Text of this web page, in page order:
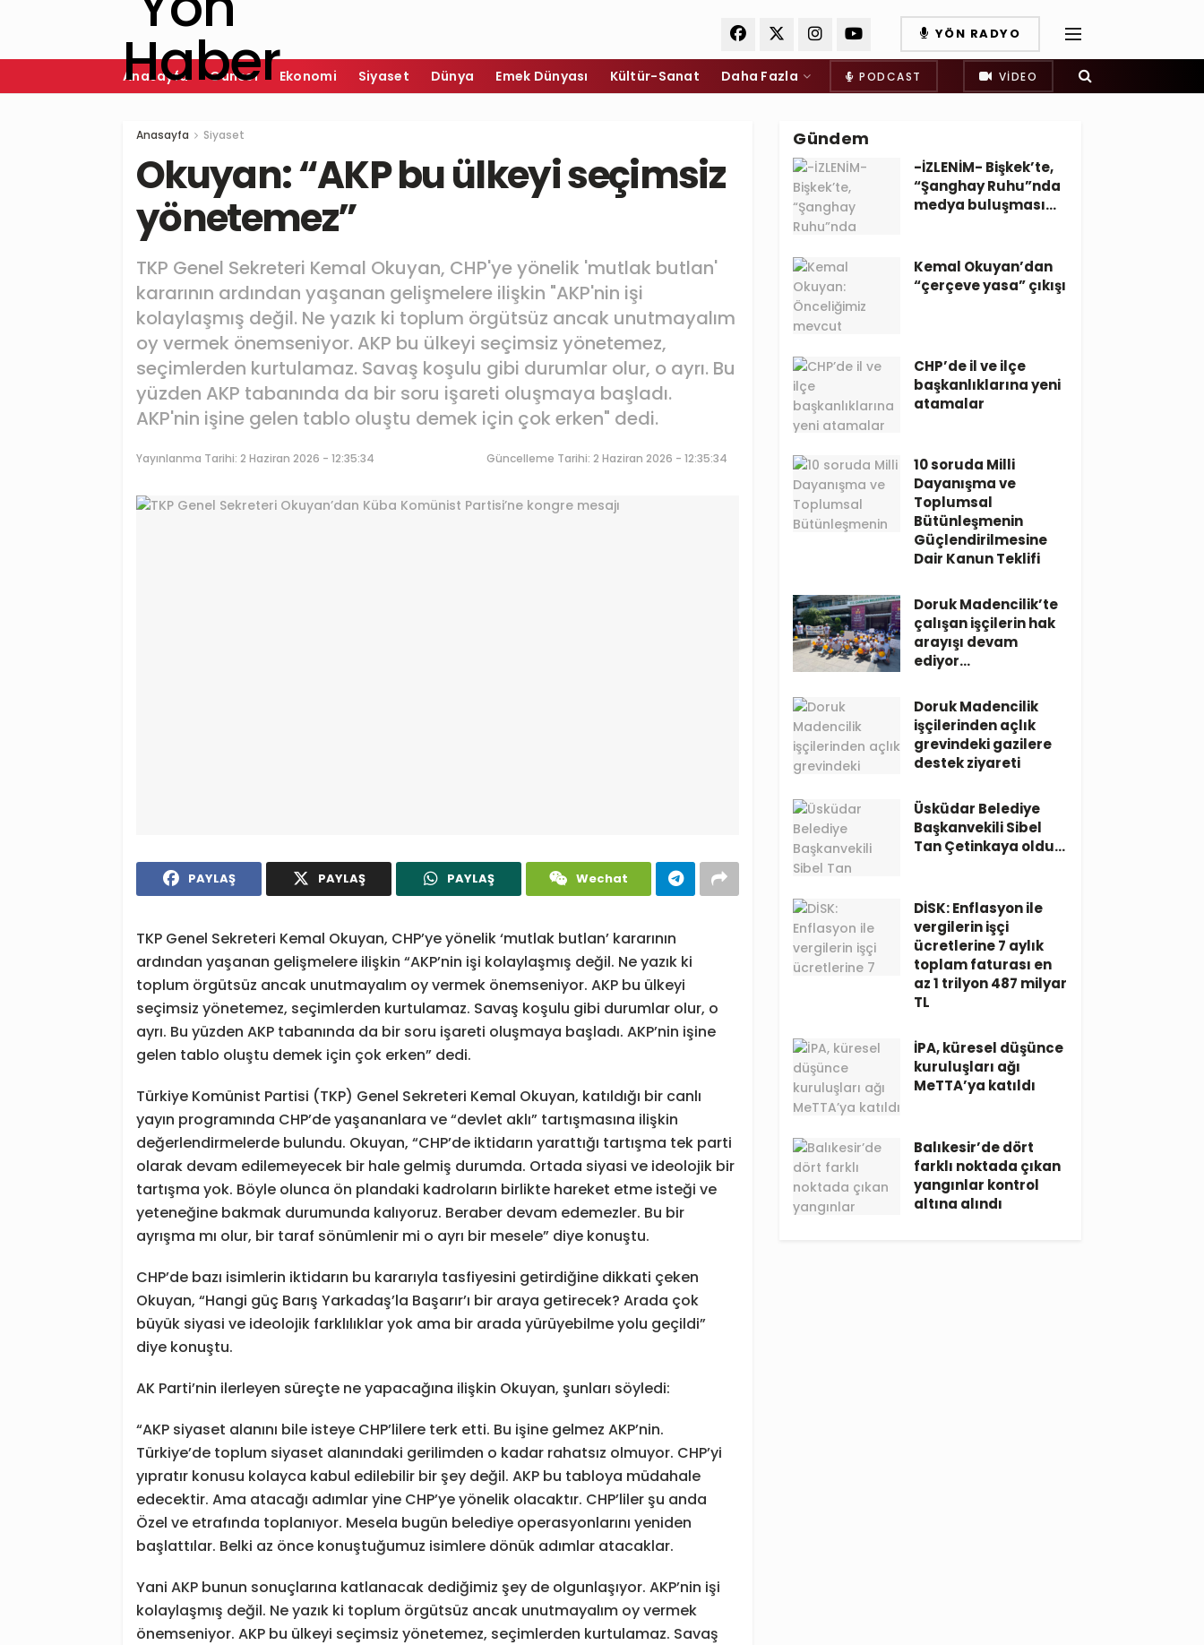
YÖN RADYO
Anasayfa Güncel Ekonomi Siyaset Dünya Emek Dünyası Kültür-Sanat Daha Fazla PODCAST VIDEO
Anasayfa Siyaset
Okuyan: “AKP bu ülkeyi seçimsiz
yönetemez”
TKP Genel Sekreteri Kemal Okuyan, CHP'ye yönelik 'mutlak butlan'
kararının ardından yaşanan gelişmelere ilişkin "AKP'nin işi
kolaylaşmış değil. Ne yazık ki toplum örgütsüz ancak unutmayalım
oy vermek önemseniyor. AKP bu ülkeyi seçimsiz yönetemez,
seçimlerden kurtulamaz. Savaş koşulu gibi durumlar olur, o ayrı. Bu
yüzden AKP tabanında da bir soru işareti oluşmaya başladı.
AKP'nin işine gelen tablo oluştu demek için çok erken" dedi.
Yayınlanma Tarihi: 2 Haziran 2026 - 12:35:34 Güncelleme Tarihi: 2 Haziran 2026 - 12:35:34
PAYLAŞ PAYLAŞ PAYLAŞ Wechat
TKP Genel Sekreteri Kemal Okuyan, CHP’ye yönelik ‘mutlak butlan’ kararının
ardından yaşanan gelişmelere ilişkin “AKP’nin işi kolaylaşmış değil. Ne yazık ki
toplum örgütsüz ancak unutmayalım oy vermek önemseniyor. AKP bu ülkeyi
seçimsiz yönetemez, seçimlerden kurtulamaz. Savaş koşulu gibi durumlar olur, o
ayrı. Bu yüzden AKP tabanında da bir soru işareti oluşmaya başladı. AKP’nin işine
gelen tablo oluştu demek için çok erken” dedi.
Türkiye Komünist Partisi (TKP) Genel Sekreteri Kemal Okuyan, katıldığı bir canlı
yayın programında CHP’de yaşananlara ve “devlet aklı” tartışmasına ilişkin
değerlendirmelerde bulundu. Okuyan, “CHP’de iktidarın yarattığı tartışma tek parti
olarak devam edilemeyecek bir hale gelmiş durumda. Ortada siyasi ve ideolojik bir
tartışma yok. Böyle olunca ön plandaki kadroların birlikte hareket etme isteği ve
yeteneğine bakmak durumunda kalıyoruz. Beraber devam edemezler. Bu bir
ayrışma mı olur, bir taraf sönümlenir mi o ayrı bir mesele” diye konuştu.
CHP’de bazı isimlerin iktidarın bu kararıyla tasfiyesini getirdiğine dikkati çeken
Okuyan, “Hangi güç Barış Yarkadaş’la Başarır’ı bir araya getirecek? Arada çok
büyük siyasi ve ideolojik farklılıklar yok ama bir arada yürüyebilme yolu geçildi”
diye konuştu.
AK Parti’nin ilerleyen süreçte ne yapacağına ilişkin Okuyan, şunları söyledi:
“AKP siyaset alanını bile isteye CHP’lilere terk etti. Bu işine gelmez AKP’nin.
Türkiye’de toplum siyaset alanındaki gerilimden o kadar rahatsız olmuyor. CHP’yi
yıpratır konusu kolayca kabul edilebilir bir şey değil. AKP bu tabloya müdahale
edecektir. Ama atacağı adımlar yine CHP’ye yönelik olacaktır. CHP’liler şu anda
Özel ve etrafında toplanıyor. Mesela bugün belediye operasyonlarını yeniden
başlattılar. Belki az önce konuştuğumuz isimlere dönük adımlar atacaklar.
Yani AKP bunun sonuçlarına katlanacak dediğimiz şey de olgunlaşıyor. AKP’nin işi
kolaylaşmış değil. Ne yazık ki toplum örgütsüz ancak unutmayalım oy vermek
önemseniyor. AKP bu ülkeyi seçimsiz yönetemez, seçimlerden kurtulamaz. Savaş
Gündem
-İZLENİM- Bişkek’te,
“Şanghay Ruhu”nda
medya buluşması…
Kemal Okuyan’dan
“çerçeve yasa” çıkışı
CHP’de il ve ilçe
başkanlıklarına yeni
atamalar
10 soruda Milli
Dayanışma ve
Toplumsal
Bütünleşmenin
Güçlendirilmesine
Dair Kanun Teklifi
Doruk Madencilik’te
çalışan işçilerin hak
arayışı devam
ediyor…
Doruk Madencilik
işçilerinden açlık
grevindeki gazilere
destek ziyareti
Üsküdar Belediye
Başkanvekili Sibel
Tan Çetinkaya oldu…
DİSK: Enflasyon ile
vergilerin işçi
ücretlerine 7 aylık
toplam faturası en
az 1 trilyon 487 milyar
TL
İPA, küresel düşünce
kuruluşları ağı
MeTTA’ya katıldı
Balıkesir’de dört
farklı noktada çıkan
yangınlar kontrol
altına alındı